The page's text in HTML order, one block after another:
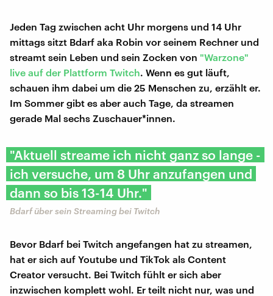
Jeden Tag zwischen acht Uhr morgens und 14 Uhr
mittags sitzt Bdarf aka Robin vor seinem Rechner und
streamt sein Leben und sein Zocken von "Warzone"
live auf der Plattform Twitch. Wenn es gut läuft,
schauen ihm dabei um die 25 Menschen zu, erzählt er.
Im Sommer gibt es aber auch Tage, da streamen
gerade Mal sechs Zuschauer*innen.
"Aktuell streame ich nicht ganz so lange -
ich versuche, um 8 Uhr anzufangen und
dann so bis 13-14 Uhr."
Bdarf über sein Streaming bei Twitch
Bevor Bdarf bei Twitch angefangen hat zu streamen,
hat er sich auf Youtube und TikTok als Content
Creator versucht. Bei Twitch fühlt er sich aber
inzwischen komplett wohl. Er teilt nicht nur, was und